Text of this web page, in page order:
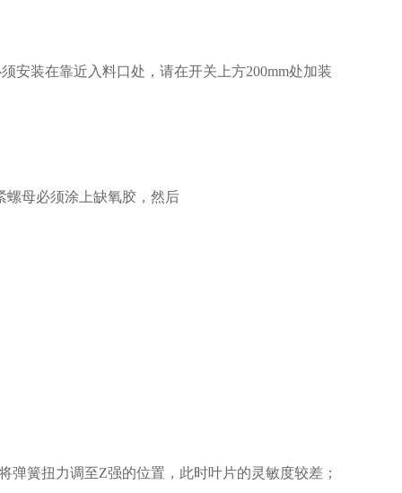
安装在靠近入料口处，请在开关上方200mm处加装
螺母必须涂上缺氧胶，然后
弹簧扭力调至Z强的位置，此时叶片的灵敏度较差；